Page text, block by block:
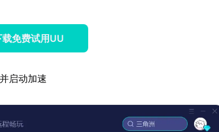
载免费试用UU
启动加速